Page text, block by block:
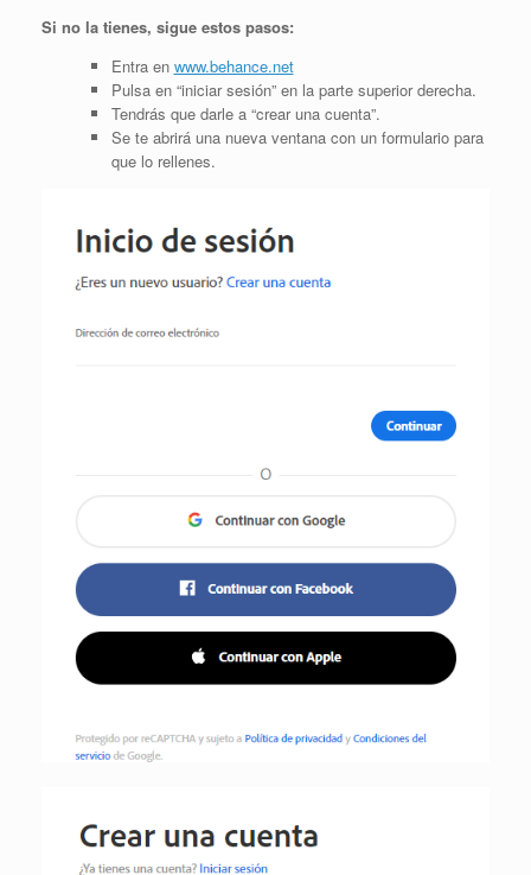
Si no la tienes, sigue estos pasos:
Entra en www.behance.net
Pulsa en “iniciar sesión” en la parte superior derecha.
Tendrás que darle a “crear una cuenta”.
Se te abrirá una nueva ventana con un formulario para
que lo rellenes.